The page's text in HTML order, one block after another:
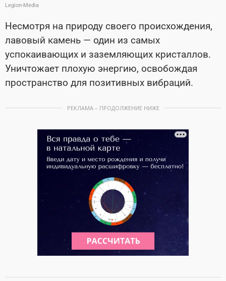
Legion-Media
Несмотря на природу своего происхождения,
лавовый камень — один из самых
успокаивающих и заземляющих кристаллов.
Уничтожает плохую энергию, освобождая
пространство для позитивных вибраций.
РЕКЛАМА – ПРОДОЛЖЕНИЕ НИЖЕ